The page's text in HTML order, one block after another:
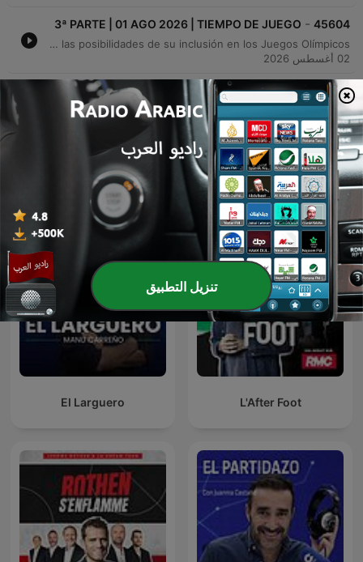
45604
-
3ª PARTE | 01 AGO 2026 | TIEMPO DE JUEGO
El programa analiza la actualidad de varios clubes de fútbol, centrándose en las sensaciones del Deportivo de La Coruña en su pretemporada y la situación de incertidumbre en el Valencia CF. También se destaca el ascenso meteórico del tenista Rafa Jodar en el ranking ATP. Asimismo, se presenta una entrevista con la jugadora de flag fútbol Olga Sotillo sobre el crecimiento de este deporte en España, su próxima participación en el Mundial y las posibilidades de su inclusión en los Juegos Olímpicos.
02 أغسطس 2026
إظهار المزيد من الحلقات
المزيد من بودكاست الرياضة
L'After Foot
El Larguero
تنزيل التطبيق